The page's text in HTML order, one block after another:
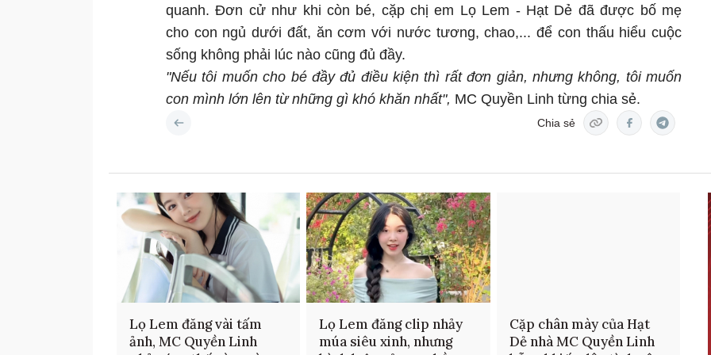
quanh. Đơn cử như khi còn bé, cặp chị em Lọ Lem - Hạt Dẻ đã được bố mẹ
cho con ngủ dưới đất, ăn cơm với nước tương, chao,... để con thấu hiểu cuộc
sống không phải lúc nào cũng đủ đầy.
"Nếu tôi muốn cho bé đầy đủ điều kiện thì rất đơn giản, nhưng không, tôi muốn
con mình lớn lên từ những gì khó khăn nhất", MC Quyền Linh từng chia sẻ.
Chia sẻ
Lọ Lem đăng vài tấm
ảnh, MC Quyền Linh
Lọ Lem đăng clip nhảy
múa siêu xinh, nhưng
Cặp chân mày của Hạt
Dẻ nhà MC Quyền Linh